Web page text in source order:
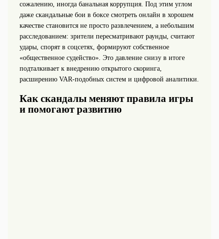
сожалению, иногда банальная коррупция. Под этим углом
даже скандальные бои в боксе смотреть онлайн в хорошем
качестве становится не просто развлечением, а небольшим
расследованием: зрители пересматривают раунды, считают
удары, спорят в соцсетях, формируют собственное
«общественное судейство». Это давление снизу в итоге
подталкивает к внедрению открытого скоринга,
расширению VAR‑подобных систем и цифровой аналитики.
Как скандалы меняют правила игры
и помогают развитию